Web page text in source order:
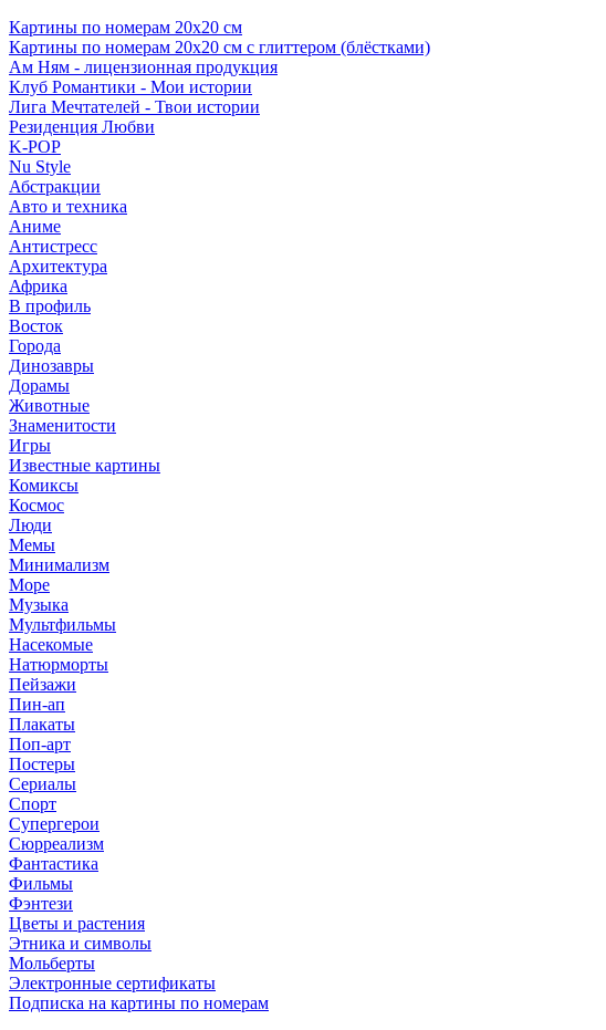
Картины по номерам 20х20 см
Картины по номерам 20х20 см с глиттером (блёстками)
Ам Ням - лицензионная продукция
Клуб Романтики - Мои истории
Лига Мечтателей - Твои истории
Резиденция Любви
K-POP
Nu Style
Абстракции
Авто и техника
Аниме
Антистресс
Архитектура
Африка
В профиль
Восток
Города
Динозавры
Дорамы
Животные
Знаменитости
Игры
Известные картины
Комиксы
Космос
Люди
Мемы
Минимализм
Море
Музыка
Мультфильмы
Насекомые
Натюрморты
Пейзажи
Пин-ап
Плакаты
Поп-арт
Постеры
Сериалы
Спорт
Супергерои
Сюрреализм
Фантастика
Фильмы
Фэнтези
Цветы и растения
Этника и символы
Мольберты
Электронные сертификаты
Подписка на картины по номерам